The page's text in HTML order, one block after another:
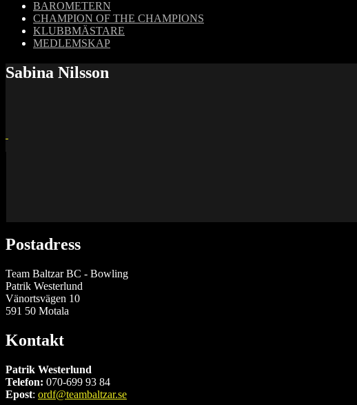
BAROMETERN
CHAMPION OF THE CHAMPIONS
KLUBBMÄSTARE
MEDLEMSKAP
Sabina Nilsson
Postadress
Team Baltzar BC - Bowling
Patrik Westerlund
Vänortsvägen 10
591 50 Motala
Kontakt
Patrik Westerlund
Telefon: 070-699 93 84
Epost: ordf@teambaltzar.se